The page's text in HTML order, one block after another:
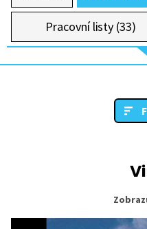
Pracovní listy (33)